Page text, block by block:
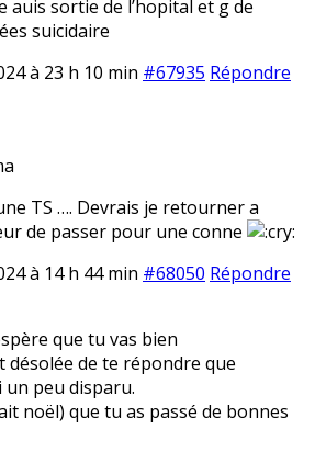
auis sortie de l’hopital et g de
suicidaire
à 23 h 10 min #67935 Répondre
TS …. Devrais je retourner a
de passer pour une conne
à 14 h 44 min #68050 Répondre
que tu vas bien
désolée de te répondre que
un peu disparu.
noël) que tu as passé de bonnes